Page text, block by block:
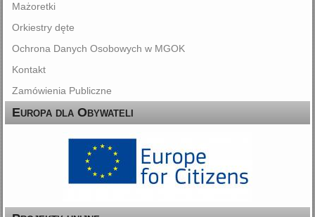
Mażoretki
Orkiestry dęte
Ochrona Danych Osobowych w MGOK
Kontakt
Zamówienia Publiczne
Europa dla Obywateli